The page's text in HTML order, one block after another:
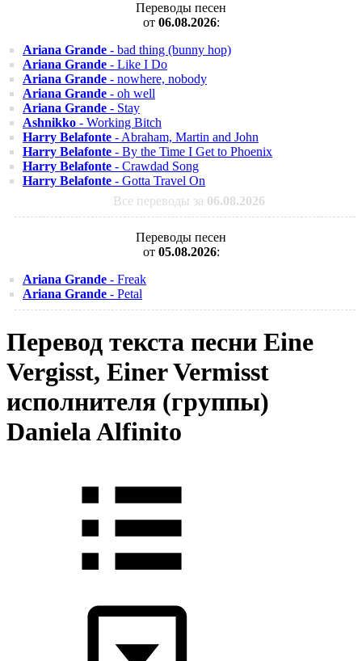
Переводы песен
от 06.08.2026:
Ariana Grande - bad thing (bunny hop)
Ariana Grande - Like I Do
Ariana Grande - nowhere, nobody
Ariana Grande - oh well
Ariana Grande - Stay
Ashnikko - Working Bitch
Harry Belafonte - Abraham, Martin and John
Harry Belafonte - By the Time I Get to Phoenix
Harry Belafonte - Crawdad Song
Harry Belafonte - Gotta Travel On
Все переводы за 06.08.2026
Переводы песен
от 05.08.2026:
Ariana Grande - Freak
Ariana Grande - Petal
Перевод текста песни Eine
Vergisst, Einer Vermisst
исполнителя (группы)
Daniela Alfinito